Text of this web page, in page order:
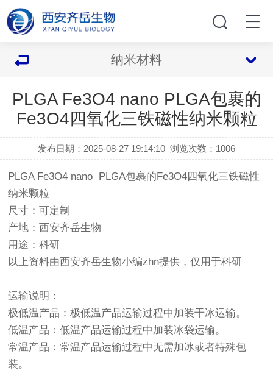
纳米材料
PLGA Fe3O4 nano PLGA包裹的
Fe3O4四氧化三铁磁性纳米颗粒
发布日期：2025-08-27 19:14:10 浏览次数： 1006
PLGA Fe3O4 nano PLGA包裹的Fe3O4四氧化三铁磁性
纳米颗粒
尺寸：可定制
产地：西安齐岳生物
用途：科研
以上资料由西安齐岳生物小编zhn提供，仅用于科研
运输说明：
极低温产品：极低温产品运输过程中加装干冰运输。
低温产品：低温产品运输过程中加装冰袋运输。
常温产品：常温产品运输过程中无需加冰或者特殊包
装。